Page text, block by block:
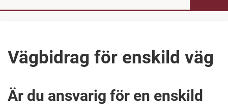
Vägbidrag för enskild väg
Är du ansvarig för en enskild